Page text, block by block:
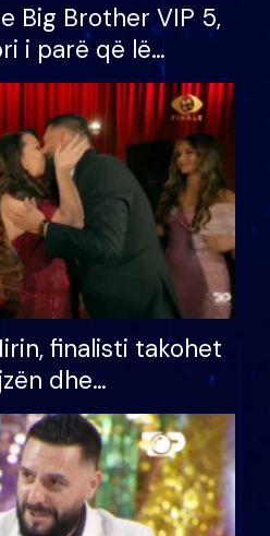
Big Brother VIP 5,
i parë që lë
mundësinë për
madh
finalisti takohet
dhe
ndonjë letër